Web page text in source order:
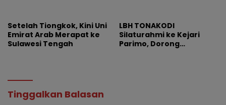
Setelah Tiongkok, Kini Uni
Emirat Arab Merapat ke
Sulawesi Tengah
LBH TONAKODI
Silaturahmi ke Kejari
Parimo, Dorong
Tinggalkan Balasan